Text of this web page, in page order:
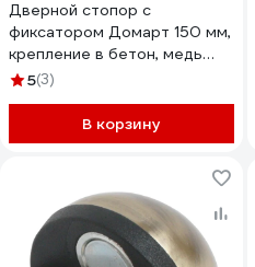
Дверной стопор с
фиксатором Домарт 150 мм,
крепление в бетон, медь
антик 170268
5(3)
В корзину